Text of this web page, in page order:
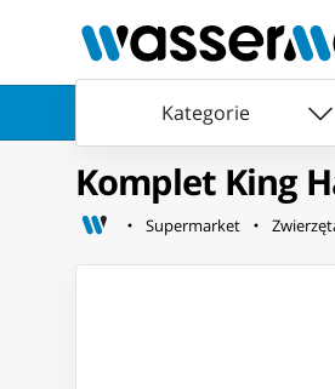
Kategorie
Komplet King
Supermarket